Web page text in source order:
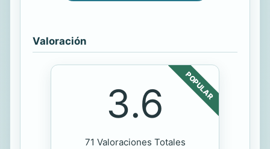
Valoración
POPULAR
3.6
71 Valoraciones Totales